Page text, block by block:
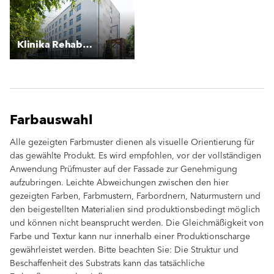
Klinika Rehabilitacyjna
Farbauswahl
Alle gezeigten Farbmuster dienen als visuelle Orientierung für
das gewählte Produkt. Es wird empfohlen, vor der vollständigen
Anwendung Prüfmuster auf der Fassade zur Genehmigung
aufzubringen. Leichte Abweichungen zwischen den hier
gezeigten Farben, Farbmustern, Farbordnern, Naturmustern und
den beigestellten Materialien sind produktionsbedingt möglich
und können nicht beansprucht werden. Die Gleichmäßigkeit von
Farbe und Textur kann nur innerhalb einer Produktionscharge
gewährleistet werden. Bitte beachten Sie: Die Struktur und
Beschaffenheit des Substrats kann das tatsächliche